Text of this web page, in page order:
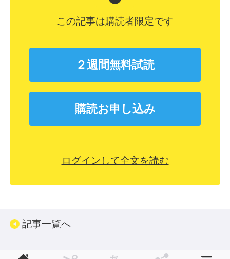
この記事は購読者限定です
２週間無料試読
購読お申し込み
ログインして全文を読む
記事一覧へ